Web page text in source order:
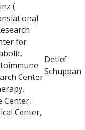
(
for
Center
Center,
Center,
Detlef
Schuppan